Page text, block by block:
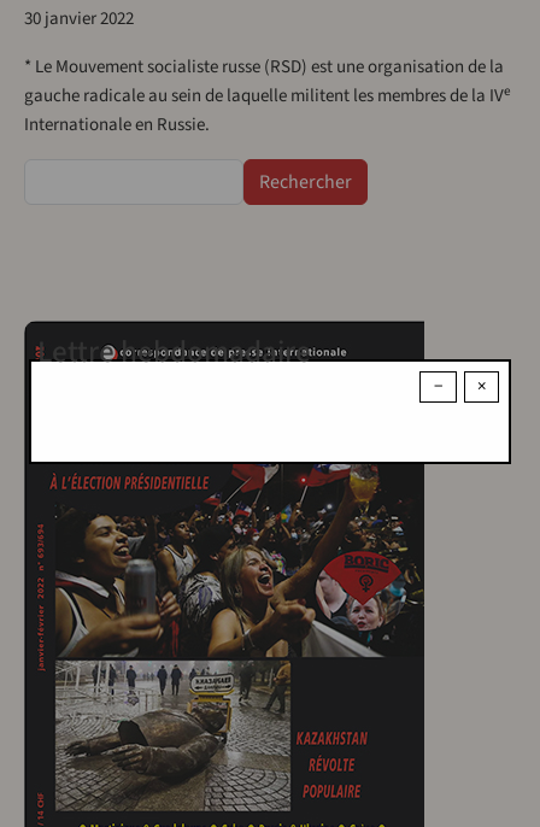
30 janvier 2022
* Le Mouvement socialiste russe (RSD) est une organisation de la
gauche radicale au sein de laquelle militent les membres de la IVe
Internationale en Russie.
×
−
Lettre hebdomadaire